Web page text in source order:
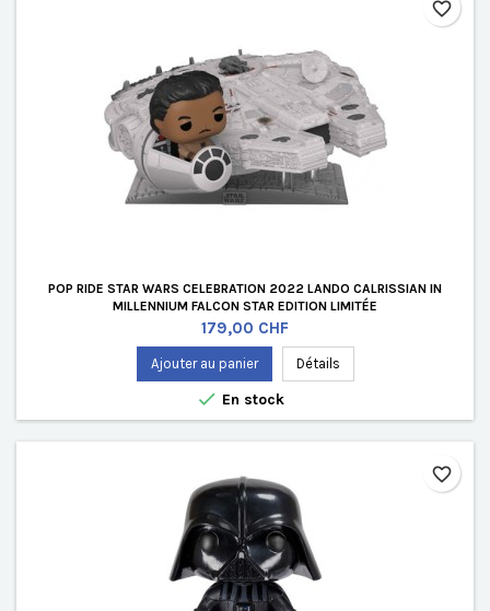
POP RIDE STAR WARS CELEBRATION 2022 LANDO CALRISSIAN IN
MILLENNIUM FALCON STAR EDITION LIMITÉE
Prix
179,00 CHF
Ajouter au panier Détails
 En stock
favorite_border
favorite_border